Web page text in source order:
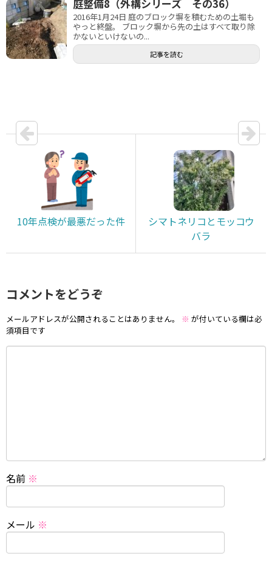
庭整備8（外構シリーズ その36）
2016年1月24日 庭のブロック塀を積むための土堀も
やっと終盤。 ブロック塀から先の土はすべて取り除
かないといけないの...
記事を読む
10年点検が最悪だった件
シマトネリコとモッコウ
バラ
コメントをどうぞ
メールアドレスが公開されることはありません。 ※ が付いている欄は必
須項目です
名前 ※
メール ※